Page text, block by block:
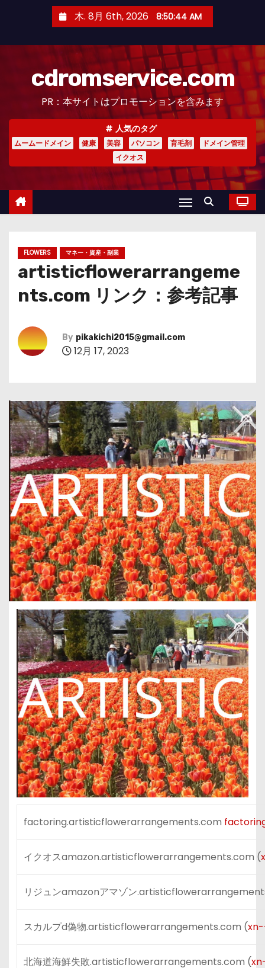
木. 8月 6th, 2026 8:50:45 AM
cdromservice.com
PR：本サイトはプロモーションを含みます
人気のタグ
ムームードメイン 健康 美容 パソコン 育毛剤
ドメイン管理
イクオス
FLOWERS マネー・資産・副業
artisticflowerarrangeme
nts.com リンク：参考記事
By pikakichi2015@gmail.com
12月 17, 2023
factoring.artisticflowerarrangements.com
イクオスamazon.artisticflowerarrangements.com (
リジュンamazonアマゾン
スカルプd偽物.artisticflowerarrangements.com (
北海道海鮮失敗.artisticflowerarrangements.com (